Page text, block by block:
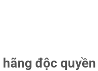
độc quyền